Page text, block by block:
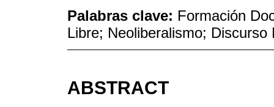
Palabras clave: Formación
Libre; Neoliberalismo; Discurso
ABSTRACT